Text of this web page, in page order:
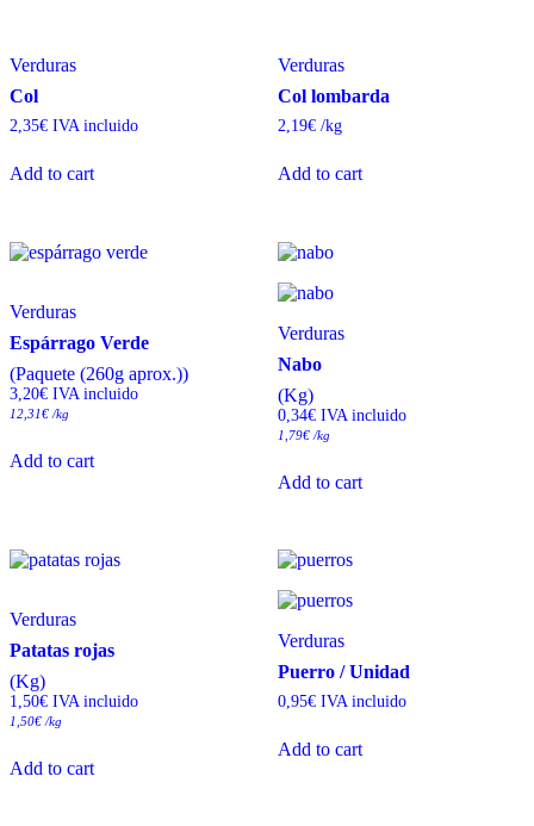
Verduras
Col
2,35€ IVA incluido
Add to cart
Verduras
Col lombarda
2,19€ /kg
Add to cart
Verduras
Espárrago Verde
(Paquete (260g aprox.))
3,20€ IVA incluido
12,31€ /kg
Add to cart
Verduras
Nabo
(Kg)
0,34€ IVA incluido
1,79€ /kg
Add to cart
Verduras
Patatas rojas
(Kg)
1,50€ IVA incluido
1,50€ /kg
Add to cart
Verduras
Puerro / Unidad
0,95€ IVA incluido
Add to cart